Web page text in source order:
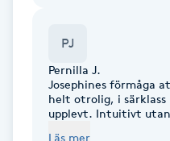
Fotmassage
PJ
Pernilla J.
Josephines förmåga
helt otrolig, i särklass
upplevt. Intuitivt
Läs mer